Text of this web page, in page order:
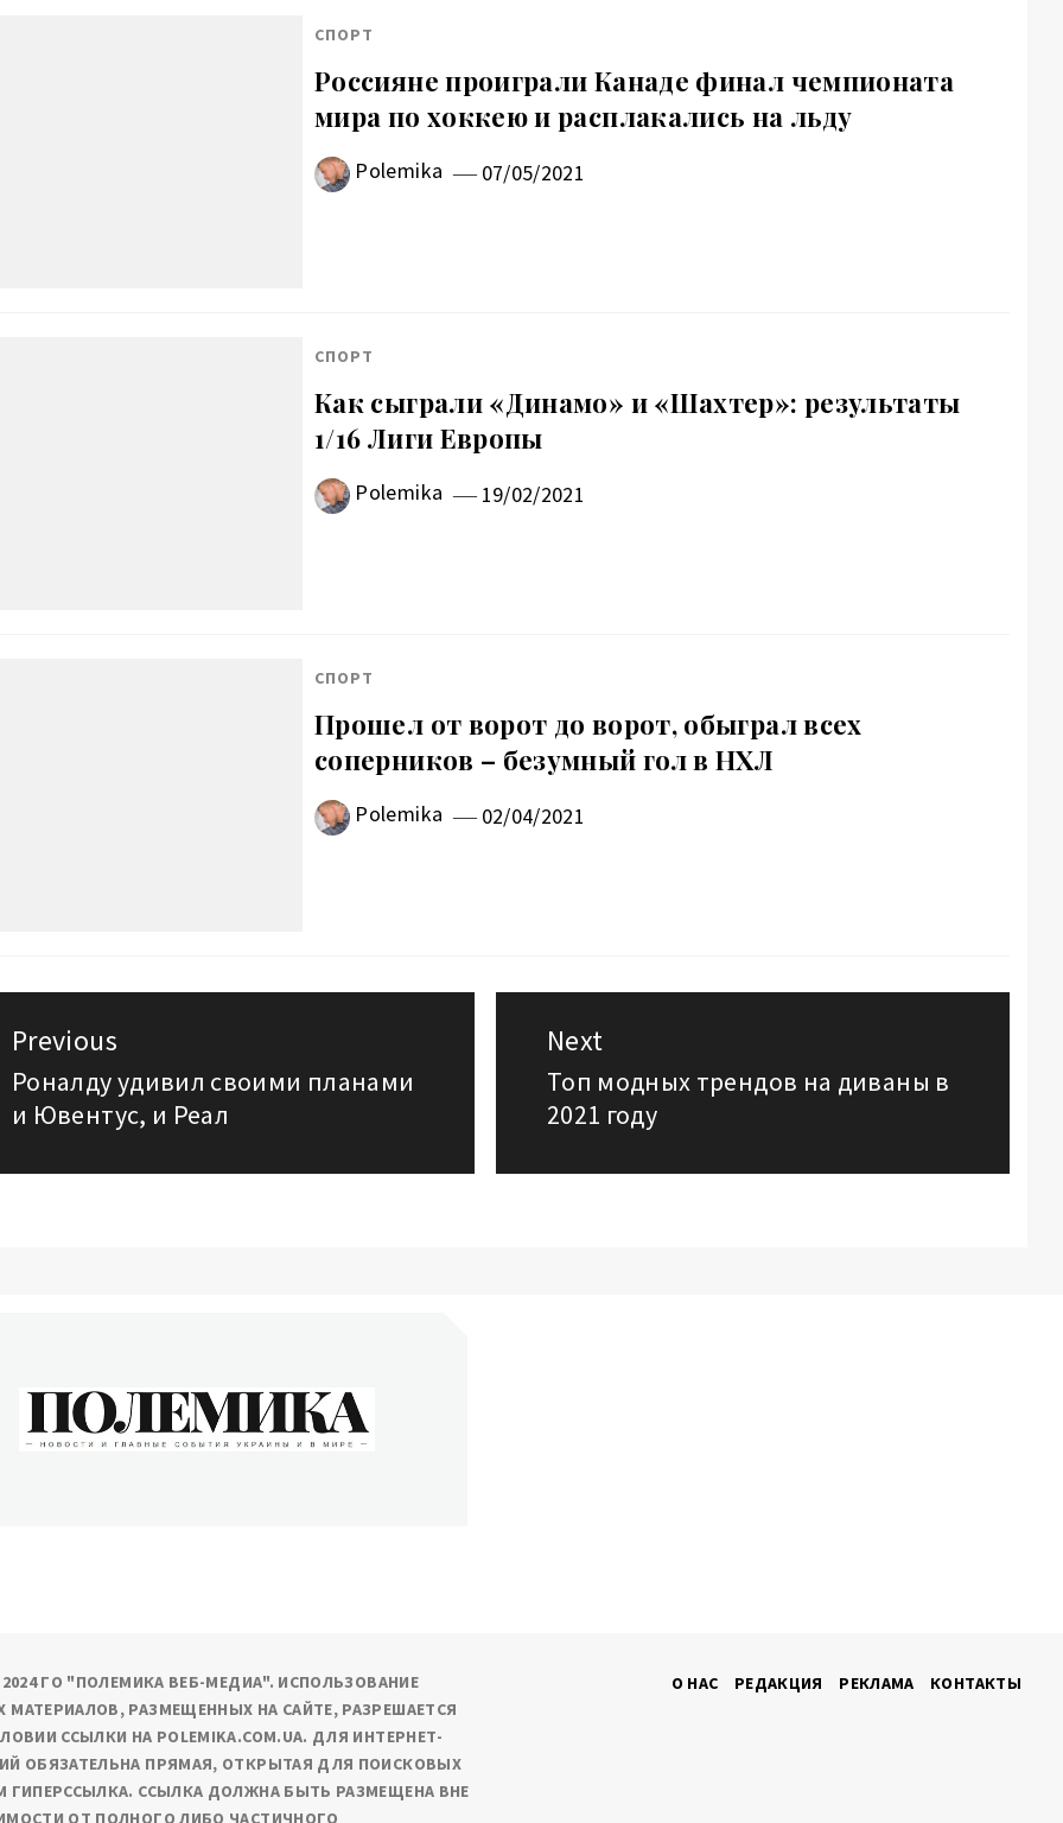
СПОРТ
Россияне проиграли Канаде финал чемпионата
мира по хоккею и расплакались на льду
Polemika 07/05/2021
СПОРТ
Как сыграли «Динамо» и «Шахтер»: результаты
1/16 Лиги Европы
Polemika 19/02/2021
СПОРТ
Прошел от ворот до ворот, обыграл всех
соперников – безумный гол в НХЛ
Polemika 02/04/2021
Previous
Previous
post:
Роналду удивил своими планами
и Ювентус, и Реал
Next
Next
post:
Топ модных трендов на диваны в
2021 году
2024 ГО "ПОЛЕМИКА ВЕБ-МЕДИА". ИСПОЛЬЗОВАНИЕ
РАЗМЕЩЕННЫХ НА САЙТЕ, РАЗРЕШАЕТСЯ
ССЫЛКИ НА POLEMIKA.COM.UA. ДЛЯ ИНТЕРНЕТ-
ОБЯЗАТЕЛЬНА ПРЯМАЯ, ОТКРЫТАЯ ДЛЯ ПОИСКОВЫХ
ГИПЕРССЫЛКА. ССЫЛКА ДОЛЖНА БЫТЬ РАЗМЕЩЕНА ВНЕ
ОТ ПОЛНОГО ЛИБО ЧАСТИЧНОГО
О НАС РЕДАКЦИЯ РЕКЛАМА КОНТАКТЫ